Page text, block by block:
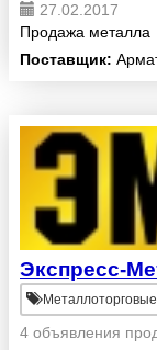
27.02.2017
Продажа металла
Поставщик:
Экспресс-
4 объявления